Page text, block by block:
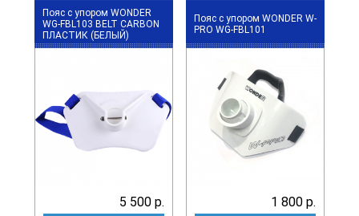
Пояс с упором WONDER
WG-FBL103 BELT CARBON
ПЛАСТИК (БЕЛЫЙ)
5 500 р.
Пояс с упором WONDER W-
PRO WG-FBL101
1 800 р.